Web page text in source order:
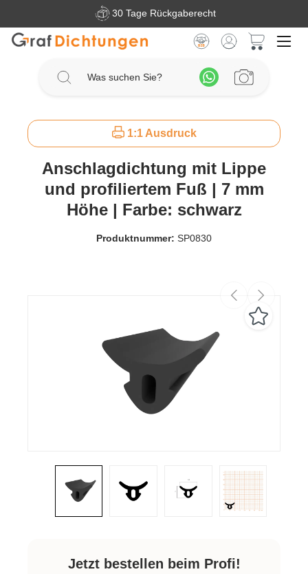
Zum Hauptinhalt springen30 Tage Rückgaberecht
1:1 Ausdruck
Anschlagdichtung mit Lippe
und profiliertem Fuß | 7 mm
Höhe | Farbe: schwarz
Produktnummer: SP0830
Jetzt bestellen beim Profi!